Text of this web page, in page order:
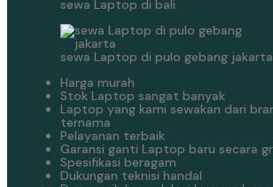
sewa Laptop di bali
sewa Laptop di pulo gebang jakarta
Harga murah
Stok Laptop sangat banyak
Laptop yang kami sewakan dari
ternama
Pelayanan terbaik
Garansi ganti Laptop baru secara
Spesifikasi beragam
Dukungan teknisi handal